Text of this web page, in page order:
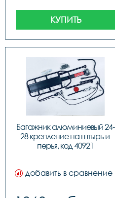
КУПИТЬ
Багажник алюминиевый 24-
28 крепление на штырь и
перья, код 40921
добавить в сравнение